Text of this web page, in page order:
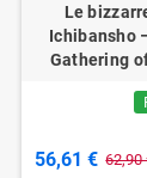
Le
Ichibansho
Gathering
56,61 € 62,90